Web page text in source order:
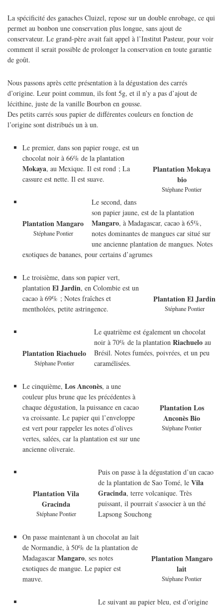
La spécificité des ganaches Cluizel, repose sur un double enrobage, ce qui
permet au bonbon une conservation plus longue, sans ajout de
conservateur. Le grand-père avait fait appel à l’Institut Pasteur, pour voir
comment il serait possible de prolonger la conservation en toute garantie
de goût.
Nous passons après cette présentation à la dégustation des carrés
d’origine. Leur point commun, ils font 5g, et il n’y a pas d’ajout de
lécithine, juste de la vanille Bourbon en gousse.
Des petits carrés sous papier de différentes couleurs en fonction de
l’origine sont distribués un à un.
Plantation Mokaya
bio
Stéphane Pontier
Le premier, dans son papier rouge, est un
chocolat noir à 66% de la plantation
Mokaya, au Mexique. Il est rond ; La
cassure est nette. Il est suave.
Plantation Mangaro
Stéphane Pontier
Le second, dans
son papier jaune, est de la plantation
Mangaro, à Madagascar, cacao à 65%,
notes dominantes de mangues car situé sur
une ancienne plantation de mangues. Notes
exotiques de bananes, pour certains d’agrumes
Plantation El Jardin
Stéphane Pontier
Le troisième, dans son papier vert,
plantation El Jardin, en Colombie est un
cacao à 69% ; Notes fraîches et
mentholées, petite astringence.
Plantation Riachuelo
Stéphane Pontier
Le quatrième est également un chocolat
noir à 70% de la plantation Riachuelo au
Brésil. Notes fumées, poivrées, et un peu
caramélisées.
Plantation Los
Anconès Bio
Stéphane Pontier
Le cinquième, Los Anconès, a une
couleur plus brune que les précédentes à
chaque dégustation, la puissance en cacao
va croissante. Le papier qui l’enveloppe
est vert pour rappeler les notes d’olives
vertes, salées, car la plantation est sur une
ancienne oliveraie.
Plantation Vila
Gracinda
Stéphane Pontier
Puis on passe à la dégustation d’un cacao
de la plantation de Sao Tomé, le Vila
Gracinda, terre volcanique. Très
puissant, il pourrait s’associer à un thé
Lapsong Souchong
Plantation Mangaro
lait
Stéphane Pontier
On passe maintenant à un chocolat au lait
de Normandie, à 50% de la plantation de
Madagascar Mangaro, ses notes
exotiques de mangue. Le papier est
mauve.
Le suivant au papier bleu, est d’origine